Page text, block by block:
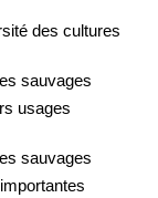
des cultures
sauvages
usages
sauvages